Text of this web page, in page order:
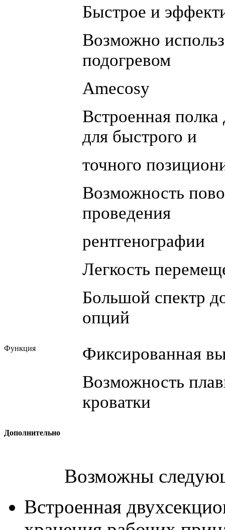
Быстрое и
Возможно
подогревом
Amecosy
Встроенная полка
для быстрого и
точного
Возможность
проведения
рентгенографии
Легкость
Большой спектр
опций
Функция
Фиксированная
Возможность
кроватки
Дополнительно
Возможны
Встроенная